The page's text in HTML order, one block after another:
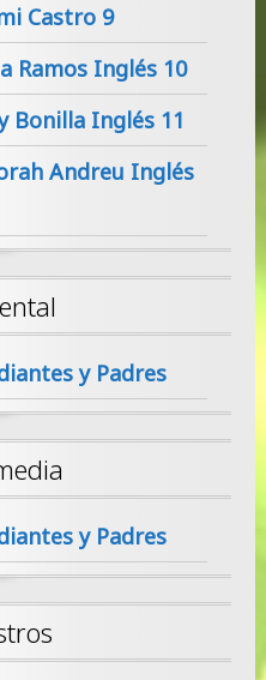
Castro 9
Ramos Inglés 10
Bonilla Inglés 11
Andreu Inglés
y Padres
y Padres